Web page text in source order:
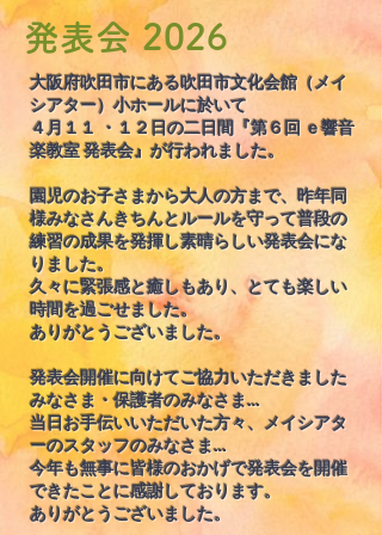
発表会 2026
大阪府吹田市にある吹田市文化会館（メイ
シアター）小ホールに於いて
４月１１ ・１２日の二日間『第６ 回 ｅ響音
楽教室 発表会』が行われました。
園児のお子さまから大人の方まで、昨年同
様みなさんきちんとルールを守って普段の
練習の成果を発揮し素晴らしい発表会にな
りました。
久々に緊張感と癒しもあり、とても楽しい
時間を過ごせました。
ありがとうございました。
発表会開催に向けてご協力いただきました
みなさま・保護者のみなさま…
当日お手伝いいただいた方々、メイシアタ
ーのスタッフのみなさま…
今年も無事に皆様のおかげで発表会を開催
できたことに​感謝しております。
ありがとうございました。